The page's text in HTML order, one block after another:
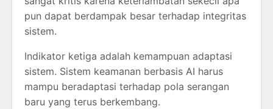
pun dapat berdampak besar terhadap integritas
sistem.
Indikator ketiga adalah kemampuan adaptasi
sistem. Sistem keamanan berbasis AI harus
mampu beradaptasi terhadap pola serangan
baru yang terus berkembang.